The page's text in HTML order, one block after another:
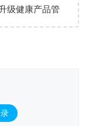
级健康产品管
。